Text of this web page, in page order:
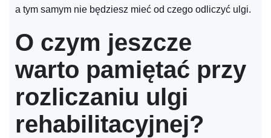
a tym samym nie będziesz mieć od czego odliczyć ulgi.
O czym jeszcze
warto pamiętać przy
rozliczaniu ulgi
rehabilitacyjnej?